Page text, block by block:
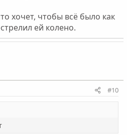
хочет, чтобы всё было как
ей колено.
#10